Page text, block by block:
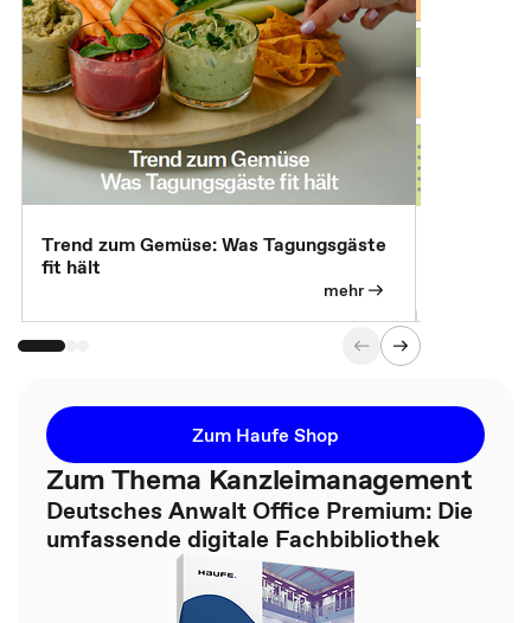
Trend zum Gemüse: Was Tagungsgäste
fit hält
mehr
Zum Haufe Shop
Zum Thema Kanzleimanagement
Deutsches Anwalt Office Premium: Die
umfassende digitale Fachbibliothek